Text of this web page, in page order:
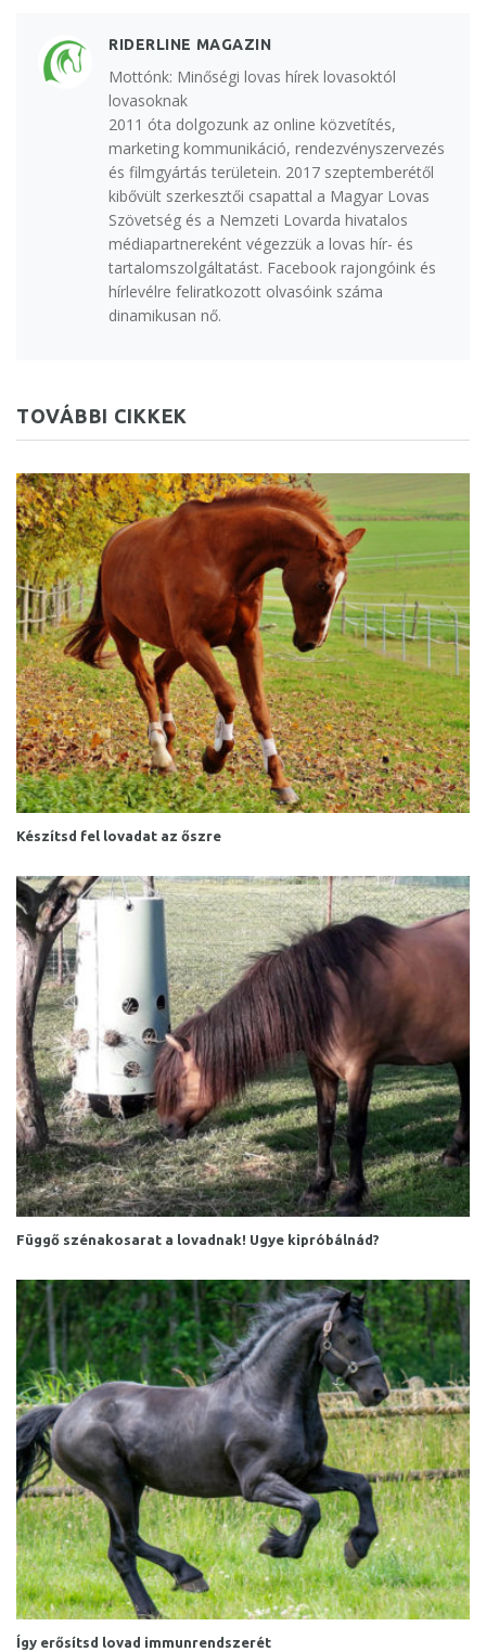
RIDERLINE MAGAZIN
Mottónk: Minőségi lovas hírek lovasoktól
lovasoknak
2011 óta dolgozunk az online közvetítés,
marketing kommunikáció, rendezvényszervezés
és filmgyártás területein. 2017 szeptemberétől
kibővült szerkesztői csapattal a Magyar Lovas
Szövetség és a Nemzeti Lovarda hivatalos
médiapartnereként végezzük a lovas hír- és
tartalomszolgáltatást. Facebook rajongóink és
hírlevélre feliratkozott olvasóink száma
dinamikusan nő.
TOVÁBBI CIKKEK
Készítsd fel lovadat az őszre
Függő szénakosarat a lovadnak! Ugye kipróbálnád?
Így erősítsd lovad immunrendszerét